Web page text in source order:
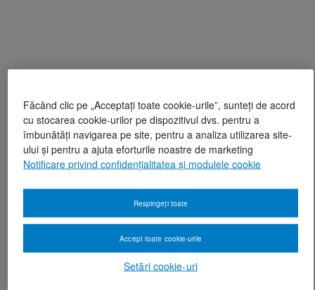
Făcând clic pe „Acceptați toate cookie-urile”, sunteți de acord
cu stocarea cookie-urilor pe dispozitivul dvs. pentru a
îmbunătăți navigarea pe site, pentru a analiza utilizarea site-
ului și pentru a ajuta eforturile noastre de marketing
Notificare privind confidențialitatea și modulele cookie
Setări cookie-uri
Respingeți toate
Accept toate cookie-urile